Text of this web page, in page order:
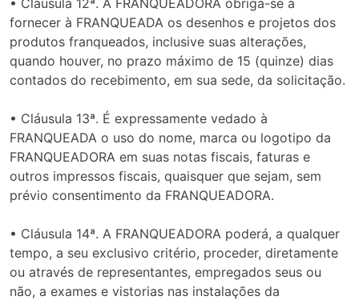
• Cláusula 12ª. A FRANQUEADORA obriga-se a
fornecer à FRANQUEADA os desenhos e projetos dos
produtos franqueados, inclusive suas alterações,
quando houver, no prazo máximo de 15 (quinze) dias
contados do recebimento, em sua sede, da solicitação.
• Cláusula 13ª. É expressamente vedado à
FRANQUEADA o uso do nome, marca ou logotipo da
FRANQUEADORA em suas notas fiscais, faturas e
outros impressos fiscais, quaisquer que sejam, sem
prévio consentimento da FRANQUEADORA.
• Cláusula 14ª. A FRANQUEADORA poderá, a qualquer
tempo, a seu exclusivo critério, proceder, diretamente
ou através de representantes, empregados seus ou
não, a exames e vistorias nas instalações da